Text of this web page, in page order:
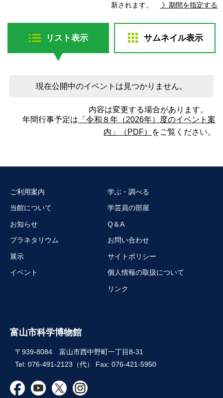
新されます。
》期間を指定する
リスト表示 サムネイル表示
現在公開中のイベントは見つかりません。
内容は変更する場合があります。
年間行事予定は 「令和８年（2026年）度のイベント案
内」（PDF）
をご覧ください。
富山市科学博物館
〒939-8084 富山市西中野町一丁目8-31
Tel: 076-491-2123（代） Fax: 076-421-5950
ご利用案内
当館について
お知らせ
プラネタリウム
展示
イベント
学ぶ・調べる
学芸員の部屋
Q＆A
お問い合わせ
サイトポリシー
個人情報の取扱について
リンク